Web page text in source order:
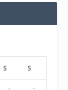
S S